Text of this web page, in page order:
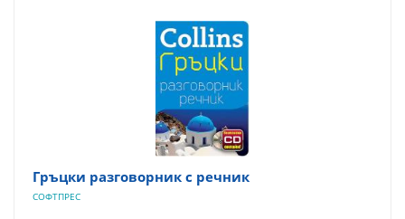
Гръцки разговорник с речник
СОФТПРЕС